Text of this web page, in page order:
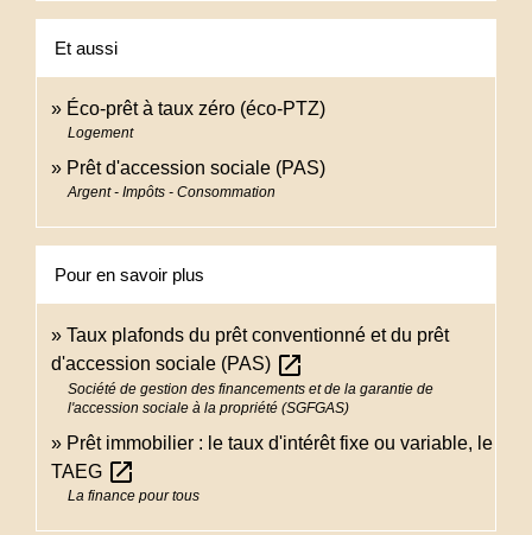
Et aussi
Éco-prêt à taux zéro (éco-PTZ)
Logement
Prêt d'accession sociale (PAS)
Argent - Impôts - Consommation
Pour en savoir plus
Taux plafonds du prêt conventionné et du prêt
d'accession sociale (PAS) open_in_new
Société de gestion des financements et de la garantie de
l'accession sociale à la propriété (SGFGAS)
Prêt immobilier : le taux d'intérêt fixe ou variable, le
TAEG open_in_new
La finance pour tous